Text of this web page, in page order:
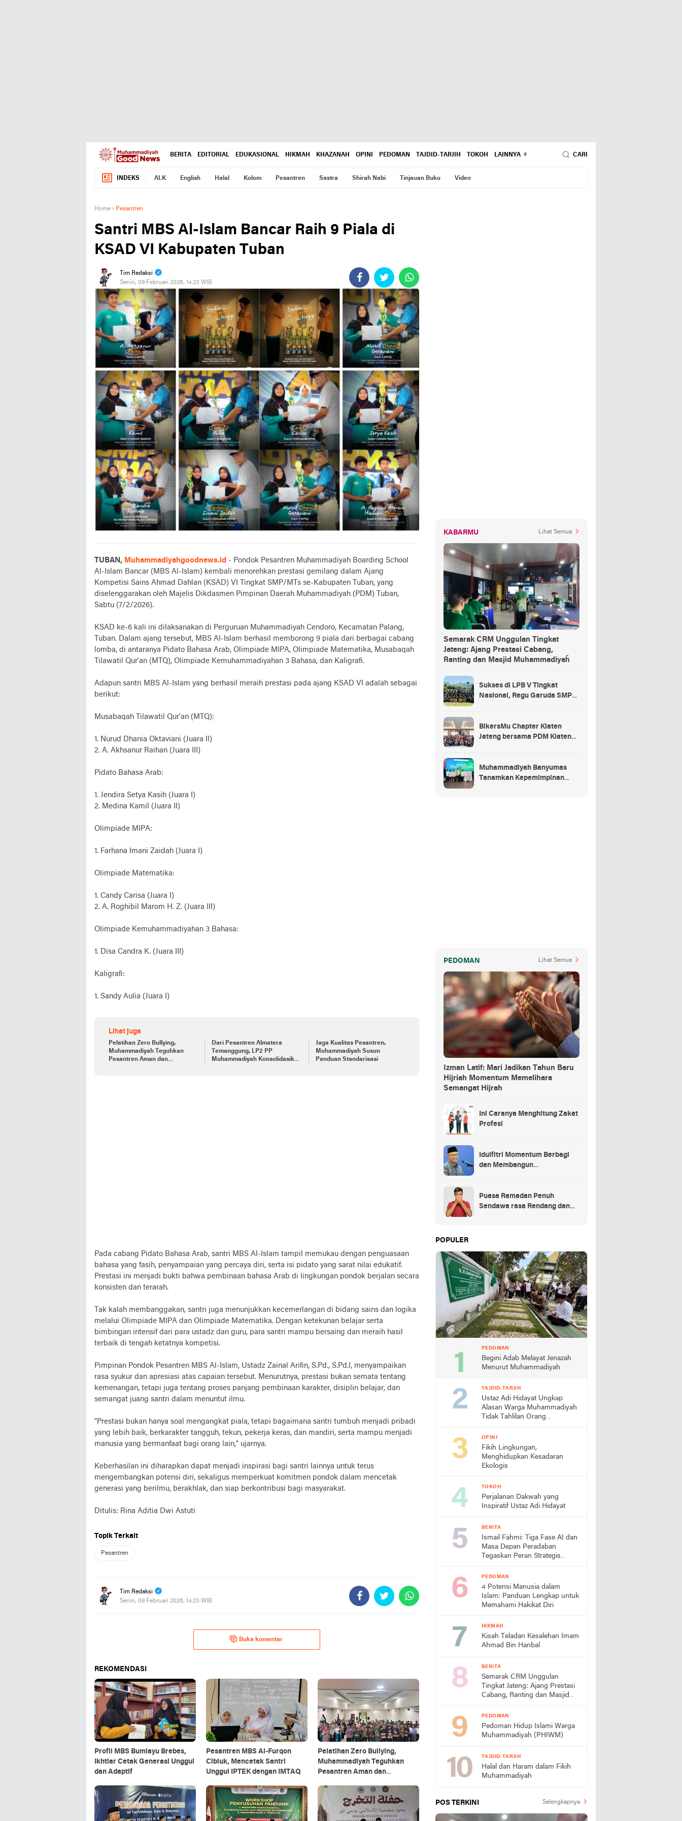
BERITA EDITORIAL EDUKASIONAL HIKMAH KHAZANAH OPINI PEDOMAN TAJDID-TARJIH TOKOH LAINNYA CARI
INDEKS AI.K English Halal Kolom Pesantren Sastra Shirah Nabi Tinjauan Buku Video
Home › Pesantren
Santri MBS Al-Islam Bancar Raih 9 Piala di
KSAD VI Kabupaten Tuban
Tim Redaksi
Senin, 09 Februari 2026, 14:23 WIB
TUBAN, Muhammadiyahgoodnews.id - Pondok Pesantren Muhammadiyah Boarding School
Al-Islam Bancar (MBS Al-Islam) kembali menorehkan prestasi gemilang dalam Ajang
Kompetisi Sains Ahmad Dahlan (KSAD) VI Tingkat SMP/MTs se-Kabupaten Tuban, yang
diselenggarakan oleh Majelis Dikdasmen Pimpinan Daerah Muhammadiyah (PDM) Tuban,
Sabtu (7/2/2026).
KSAD ke-6 kali ini dilaksanakan di Perguruan Muhammadiyah Cendoro, Kecamatan Palang,
Tuban. Dalam ajang tersebut, MBS Al-Islam berhasil memborong 9 piala dari berbagai cabang
lomba, di antaranya Pidato Bahasa Arab, Olimpiade MIPA, Olimpiade Matematika, Musabaqah
Tilawatil Qur’an (MTQ), Olimpiade Kemuhammadiyahan 3 Bahasa, dan Kaligrafi.
Adapun santri MBS Al-Islam yang berhasil meraih prestasi pada ajang KSAD VI adalah sebagai
berikut:
Musabaqah Tilawatil Qur’an (MTQ):
1. Nurud Dhania Oktaviani (Juara II)
2. A. Akhsanur Raihan (Juara III)
Pidato Bahasa Arab:
1. Jendira Setya Kasih (Juara I)
2. Medina Kamil (Juara II)
Olimpiade MIPA:
1. Farhana Imani Zaidah (Juara I)
Olimpiade Matematika:
1. Candy Carisa (Juara I)
2. A. Roghibil Marom H. Z. (Juara III)
Olimpiade Kemuhammadiyahan 3 Bahasa:
1. Disa Candra K. (Juara III)
Kaligrafi:
1. Sandy Aulia (Juara I)
Lihat juga
Pelatihan Zero Bullying,
Muhammadiyah Teguhkan
Pesantren Aman dan
Dari Pesantren Almatera
Temanggung, LP2 PP
Muhammadiyah Konsolidasikan
Jaga Kualitas Pesantren,
Muhammadiyah Susun
Panduan Standarisasi
Pada cabang Pidato Bahasa Arab, santri MBS Al-Islam tampil memukau dengan penguasaan
bahasa yang fasih, penyampaian yang percaya diri, serta isi pidato yang sarat nilai edukatif.
Prestasi ini menjadi bukti bahwa pembinaan bahasa Arab di lingkungan pondok berjalan secara
konsisten dan terarah.
Tak kalah membanggakan, santri juga menunjukkan kecemerlangan di bidang sains dan logika
melalui Olimpiade MIPA dan Olimpiade Matematika. Dengan ketekunan belajar serta
bimbingan intensif dari para ustadz dan guru, para santri mampu bersaing dan meraih hasil
terbaik di tengah ketatnya kompetisi.
Pimpinan Pondok Pesantren MBS Al-Islam, Ustadz Zainal Arifin, S.Pd., S.Pd.I, menyampaikan
rasa syukur dan apresiasi atas capaian tersebut. Menurutnya, prestasi bukan semata tentang
kemenangan, tetapi juga tentang proses panjang pembinaan karakter, disiplin belajar, dan
semangat juang santri dalam menuntut ilmu.
"Prestasi bukan hanya soal mengangkat piala, tetapi bagaimana santri tumbuh menjadi pribadi
yang lebih baik, berkarakter tangguh, tekun, pekerja keras, dan mandiri, serta mampu menjadi
manusia yang bermanfaat bagi orang lain,” ujarnya.
Keberhasilan ini diharapkan dapat menjadi inspirasi bagi santri lainnya untuk terus
mengembangkan potensi diri, sekaligus memperkuat komitmen pondok dalam mencetak
generasi yang berilmu, berakhlak, dan siap berkontribusi bagi masyarakat.
Ditulis: Rina Aditia Dwi Astuti
Topik Terkait
Pesantren
Tim Redaksi
Senin, 09 Februari 2026, 14:23 WIB
Buka komentar
REKOMENDASI
Profil MBS Bumiayu Brebes,
Ikhtiar Cetak Generasi Unggul
dan Adaptif
Pesantren MBS Al-Furqon
Cibiuk, Mencetak Santri
Unggul IPTEK dengan IMTAQ
Pelatihan Zero Bullying,
Muhammadiyah Teguhkan
Pesantren Aman dan
KABARMU Lihat Semua
Semarak CRM Unggulan Tingkat
Jateng: Ajang Prestasi Cabang,
Ranting dan Masjid Muhammadiyaĥ
Sukses di LPB V Tingkat
Nasional, Regu Garuda SMP
BikersMu Chapter Klaten
Jateng bersama PDM Klaten
Dakwah Komunitas
Muhammadiyah Banyumas
Tanamkan Kepemimpinan
PEDOMAN Lihat Semua
Izman Latif: Mari Jadikan Tahun Baru
Hijriah Momentum Memelihara
Semangat Hijrah
Ini Caranya Menghitung Zakat
Profesi
Idulfitri Momentum Berbagi
dan Membangun
Puasa Ramadan Penuh
Sendawa rasa Rendang dan
POPULER
PEDOMAN
Begini Adab Melayat Jenazah
Menurut Muhammadiyah
TAJDID-TARJIH
Ustaz Adi Hidayat Ungkap
Alasan Warga Muhammadiyah
Tidak Tahlilan Orang
OPINI
Fikih Lingkungan,
Menghidupkan Kesadaran
Ekologis
TOKOH
Perjalanan Dakwah yang
Inspiratif Ustaz Adi Hidayat
BERITA
Ismail Fahmi: Tiga Fase AI dan
Masa Depan Peradaban
Tegaskan Peran Strategis
PEDOMAN
4 Potensi Manusia dalam
Islam: Panduan Lengkap untuk
Memahami Hakikat Diri
HIKMAH
Kisah Teladan Kesalehan Imam
Ahmad Bin Hanbal
BERITA
Semarak CRM Unggulan
Tingkat Jateng: Ajang Prestasi
Cabang, Ranting dan Masjid
PEDOMAN
Pedoman Hidup Islami Warga
Muhammadiyah (PHIWM)
TAJDID-TARJIH
Halal dan Haram dalam Fikih
Muhammadiyah
POS TERKINI Selengkapnya